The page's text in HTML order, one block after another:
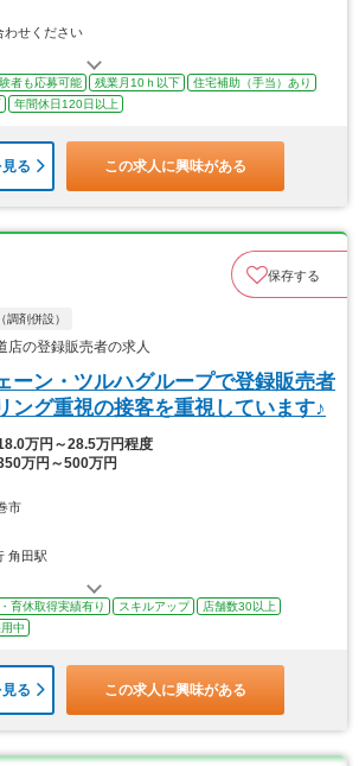
せください
者も応募可能 残業月10ｈ以下
住宅補助（手当）あり
年間休日120日以上
る この求人に興味がある
保存する
調剤併設）
の登録販売者の求人
ーン・ツルハグループで登録販売者
ング重視の接客を重視しています♪
万円～28.5万円程度
万円～500万円
市
角田駅
育休取得実績有り スキルアップ
店舗数30以上
中
る この求人に興味がある